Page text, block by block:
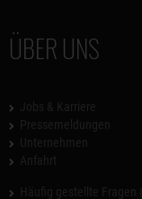
ÜBER UNS